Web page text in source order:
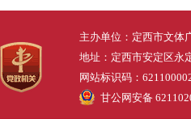
主办单位：定西市文体
地址：定西市安定区永
网站标识码：
甘公网安备